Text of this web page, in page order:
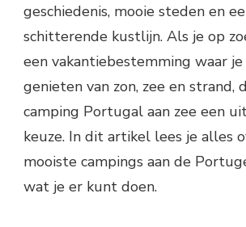
geschiedenis, mooie steden en
schitterende kustlijn. Als je op
een vakantiebestemming waar
genieten van zon, zee en strand,
camping Portugal aan zee een
keuze. In dit artikel lees je alles
mooiste campings aan de
wat je er kunt doen.